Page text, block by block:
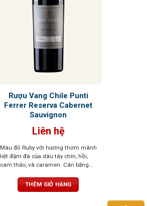
Rượu Vang Chile Punti
Ferrer Reserva Cabernet
Sauvignon
Liên hệ
Màu đỏ Ruby với hương thơm mãnh
liệt đậm đà của dâu tây chín, hồi,
cam thảo, và caramen. Cân bằng
THÊM GIỎ HÀNG